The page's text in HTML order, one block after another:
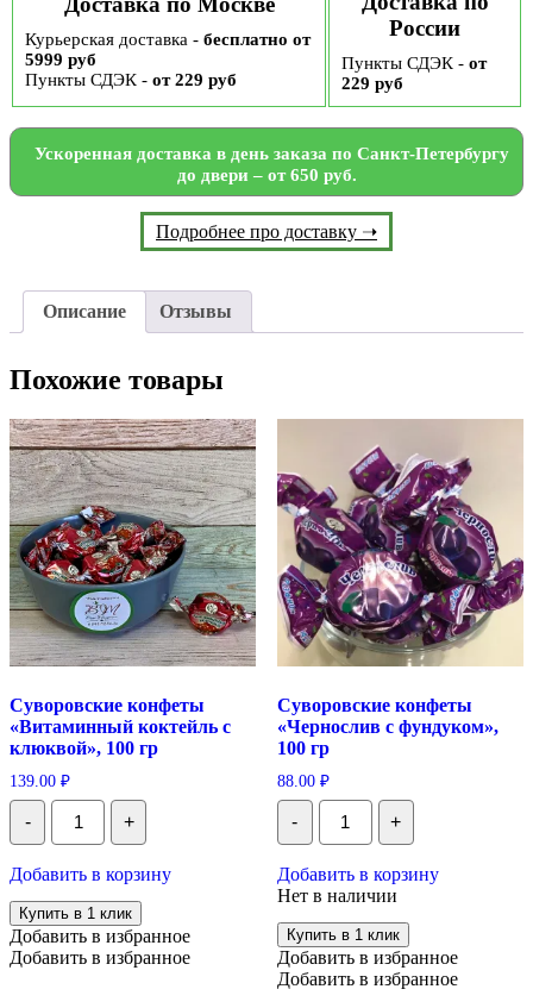
Курьерская доставка - бесплатно от
5999 руб
Пункты СДЭК - от 229 руб
России
Пункты СДЭК - от
229 руб
Ускоренная доставка в день заказа по Санкт-Петербургу
до двери – от 650 руб.
Подробнее про доставку ➝
Описание Отзывы
Похожие товары
Суворовские конфеты
«Витаминный коктейль с
клюквой», 100 гр
139.00 ₽
-
Количество
Суворовские
конфеты
коктейль
с
клюквой",
100
гр
+
Добавить в корзину
Купить в 1 клик
Добавить в избранное
Добавить в избранное
Суворовские конфеты
«Чернослив с фундуком»,
100 гр
88.00 ₽
-
Количество
Суворовские
конфеты
с
фундуком",
100
гр
+
Добавить в корзину
Нет в наличии
Купить в 1 клик
Добавить в избранное
Добавить в избранное